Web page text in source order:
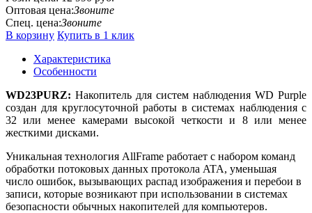
Оптовая цена:Звоните
Спец. цена:Звоните
В корзину Купить в 1 клик
Характеристика
Особенности
WD23PURZ: Накопитель для систем наблюдения WD Purple
создан для круглосуточной работы в системах наблюдения с
32 или менее камерами высокой четкости и 8 или менее
жесткими дисками.
Уникальная технология AllFrame работает с набором команд
обработки потоковых данных протокола ATA, уменьшая
число ошибок, вызывающих распад изображения и перебои в
записи, которые возникают при использовании в системах
безопасности обычных накопителей для компьютеров.